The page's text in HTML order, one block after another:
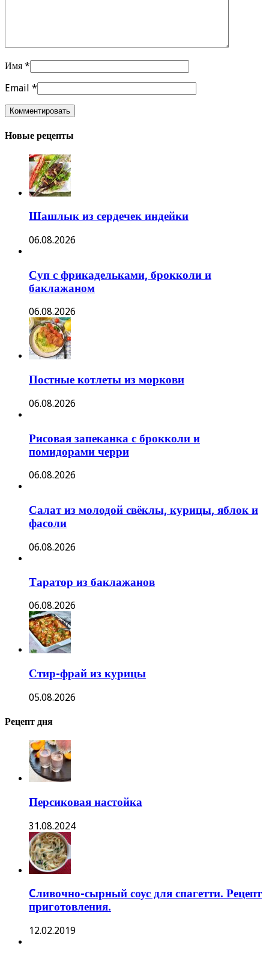
Имя *
Email *
Новые рецепты
Шашлык из сердечек индейки
06.08.2026
Суп с фрикадельками, брокколи и
баклажаном
06.08.2026
Постные котлеты из моркови
06.08.2026
Рисовая запеканка с брокколи и
помидорами черри
06.08.2026
Салат из молодой свёклы, курицы, яблок и
фасоли
06.08.2026
Таратор из баклажанов
06.08.2026
Стир-фрай из курицы
05.08.2026
Рецепт дня
Персиковая настойка
31.08.2024
Cливочно-сырный соус для спагетти. Рецепт
приготовления.
12.02.2019